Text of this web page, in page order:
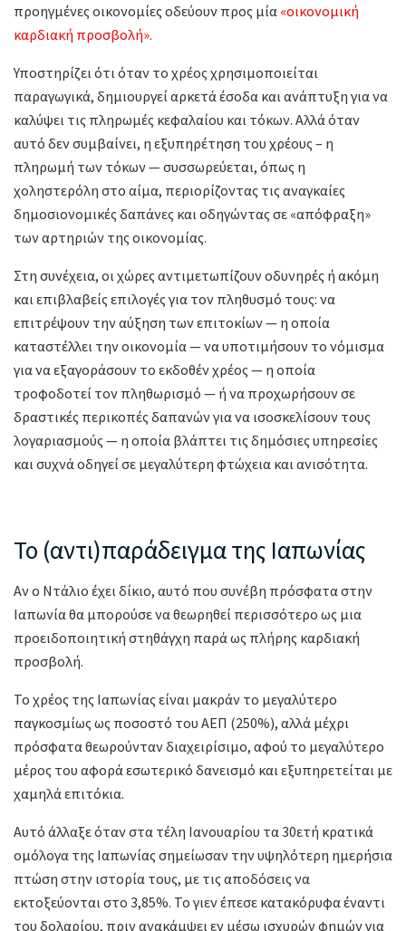
προηγμένες οικονομίες οδεύουν προς μία «οικονομική
καρδιακή προσβολή».
Υποστηρίζει ότι όταν το χρέος χρησιμοποιείται
παραγωγικά, δημιουργεί αρκετά έσοδα και ανάπτυξη για να
καλύψει τις πληρωμές κεφαλαίου και τόκων. Αλλά όταν
αυτό δεν συμβαίνει, η εξυπηρέτηση του χρέους – η
πληρωμή των τόκων — συσσωρεύεται, όπως η
χοληστερόλη στο αίμα, περιορίζοντας τις αναγκαίες
δημοσιονομικές δαπάνες και οδηγώντας σε «απόφραξη»
των αρτηριών της οικονομίας.
Στη συνέχεια, οι χώρες αντιμετωπίζουν οδυνηρές ή ακόμη
και επιβλαβείς επιλογές για τον πληθυσμό τους: να
επιτρέψουν την αύξηση των επιτοκίων — η οποία
καταστέλλει την οικονομία — να υποτιμήσουν το νόμισμα
για να εξαγοράσουν το εκδοθέν χρέος — η οποία
τροφοδοτεί τον πληθωρισμό — ή να προχωρήσουν σε
δραστικές περικοπές δαπανών για να ισοσκελίσουν τους
λογαριασμούς — η οποία βλάπτει τις δημόσιες υπηρεσίες
και συχνά οδηγεί σε μεγαλύτερη φτώχεια και ανισότητα.
Το (αντι)παράδειγμα της Ιαπωνίας
Αν ο Ντάλιο έχει δίκιο, αυτό που συνέβη πρόσφατα στην
Ιαπωνία θα μπορούσε να θεωρηθεί περισσότερο ως μια
προειδοποιητική στηθάγχη παρά ως πλήρης καρδιακή
προσβολή.
Το χρέος της Ιαπωνίας είναι μακράν το μεγαλύτερο
παγκοσμίως ως ποσοστό του ΑΕΠ (250%), αλλά μέχρι
πρόσφατα θεωρούνταν διαχειρίσιμο, αφού το μεγαλύτερο
μέρος του αφορά εσωτερικό δανεισμό και εξυπηρετείται με
χαμηλά επιτόκια.
Αυτό άλλαξε όταν στα τέλη Ιανουαρίου τα 30ετή κρατικά
ομόλογα της Ιαπωνίας σημείωσαν την υψηλότερη ημερήσια
πτώση στην ιστορία τους, με τις αποδόσεις να
εκτοξεύονται στο 3,85%. Το γιεν έπεσε κατακόρυφα έναντι
του δολαρίου, πριν ανακάμψει εν μέσω ισχυρών φημών για